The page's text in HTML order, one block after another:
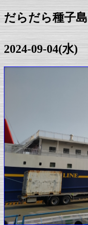
だらだら種子島
2024-09-04(水)